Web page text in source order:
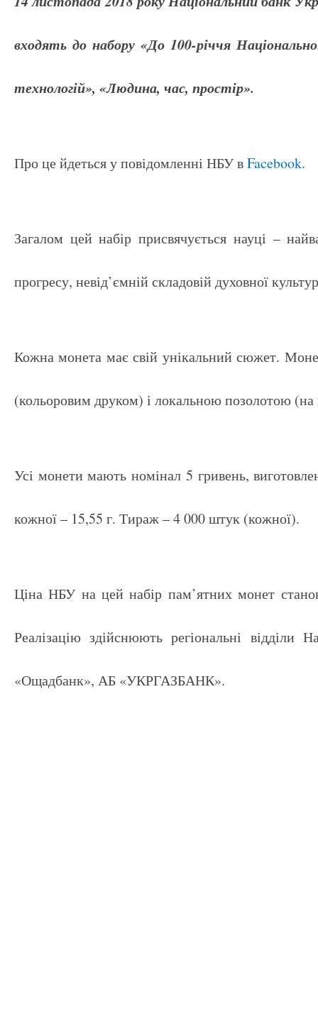
входять до набору «До 100-річчя
технологій», «Людина, час, простір».
Про це йдеться у повідомленні НБУ вFacebook.
Загалом цей набір присвячується науці –
прогресу, невід’ємній складовій духовної
Кожна монета має свій унікальний сюжет.
(кольоровим друком) і локальною позолотою
Усі монети мають номінал 5 гривень,
кожної – 15,55 г. Тираж – 4 000 штук (кожної).
Ціна НБУ на цей набір пам’ятних монет
Реалізацію здійснюють регіональні
«Ощадбанк», АБ «УКРГАЗБАНК».